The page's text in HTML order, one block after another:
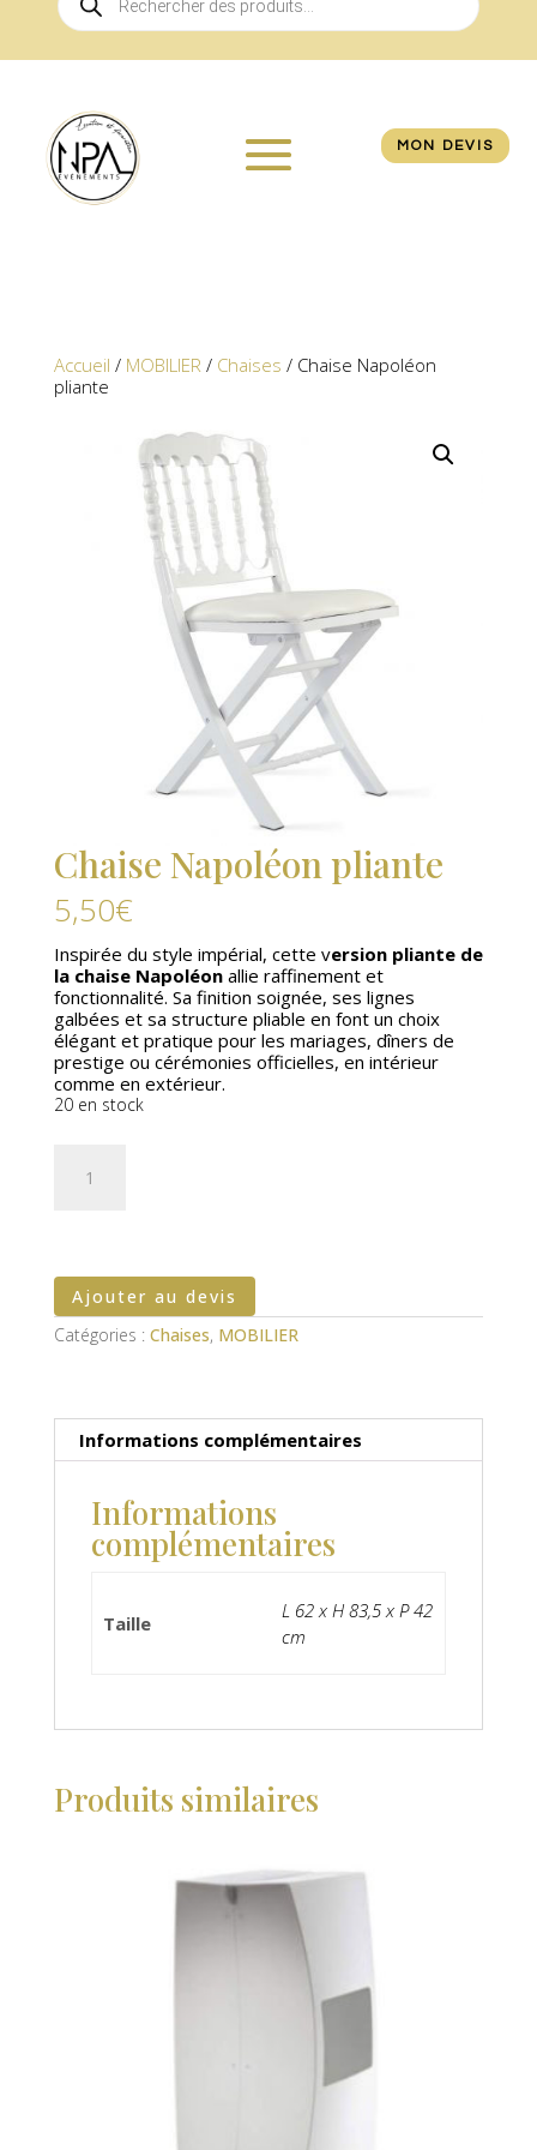
de
produits
MON DEVIS
Accueil / MOBILIER/ Chaises / Chaise Napoléon
pliante
Chaise Napoléon pliante
5,50€
Inspirée du style impérial, cette version pliante de
la chaise Napoléonallie raffinement et
fonctionnalité. Sa finition soignée, ses lignes
galbées et sa structure pliable en font un choix
élégant et pratique pour les mariages, dîners de
prestige ou cérémonies officielles, en intérieur
comme en extérieur.
20 en stock
Ajouter au devis
Catégories : Chaises, MOBILIER
Informations complémentaires
Informations
complémentaires
Taille
L 62 x H 83,5 x P 42
cm
Produits similaires